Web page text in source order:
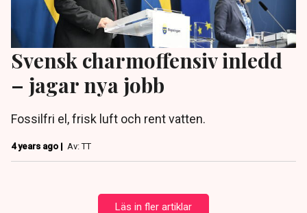
Svensk charmoffensiv inledd
– jagar nya jobb
Fossilfri el, frisk luft och rent vatten.
4 years ago | Av: TT
Läs in fler artiklar